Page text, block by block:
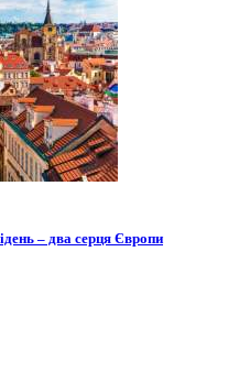
– два серця Європи